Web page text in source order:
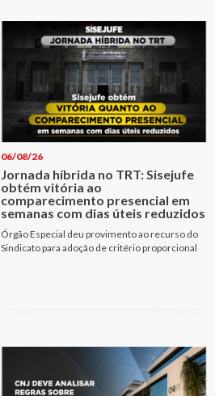
06/08/26
Jornada híbrida no TRT: Sisejufe
obtém vitória ao
comparecimento presencial em
semanas com dias úteis reduzidos
Órgão Especial deu provimento ao recurso do
Sindicato para adoção de critério proporcional